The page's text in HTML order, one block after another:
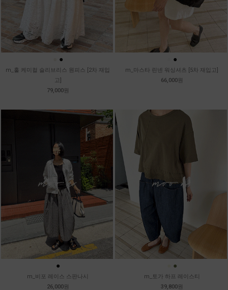
●
m_훌 케미컬 슬리브리스 원피스 [2차 재입
고]
79,000원
●
m_마스타 린넨 워싱셔츠 [5차 재입고]
66,000원
●
m_비포 레이스 스판나시
26,000원
●
m_토가 하프 레이스티
39,800원